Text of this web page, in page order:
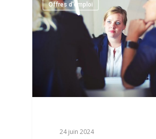
Offres d'emploi
24 juin 2024